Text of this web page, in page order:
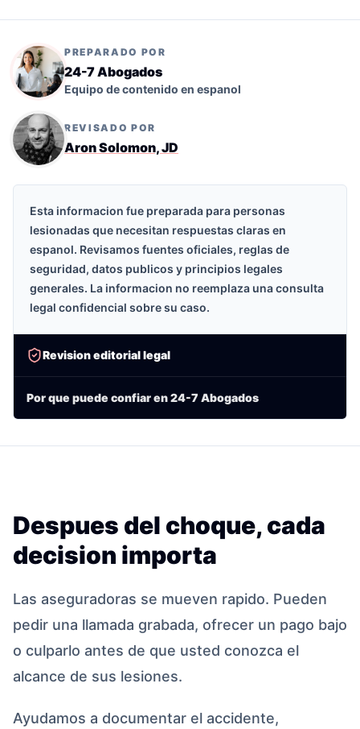
PREPARADO POR
24-7 Abogados
Equipo de contenido en espanol
REVISADO POR
Aron Solomon, JD
Esta informacion fue preparada para personas
lesionadas que necesitan respuestas claras en
espanol. Revisamos fuentes oficiales, reglas de
seguridad, datos publicos y principios legales
generales. La informacion no reemplaza una consulta
legal confidencial sobre su caso.
Revision editorial legal
Por que puede confiar en 24-7 Abogados
Despues del choque, cada
decision importa
Las aseguradoras se mueven rapido. Pueden
pedir una llamada grabada, ofrecer un pago bajo
o culparlo antes de que usted conozca el
alcance de sus lesiones.
Ayudamos a documentar el accidente,